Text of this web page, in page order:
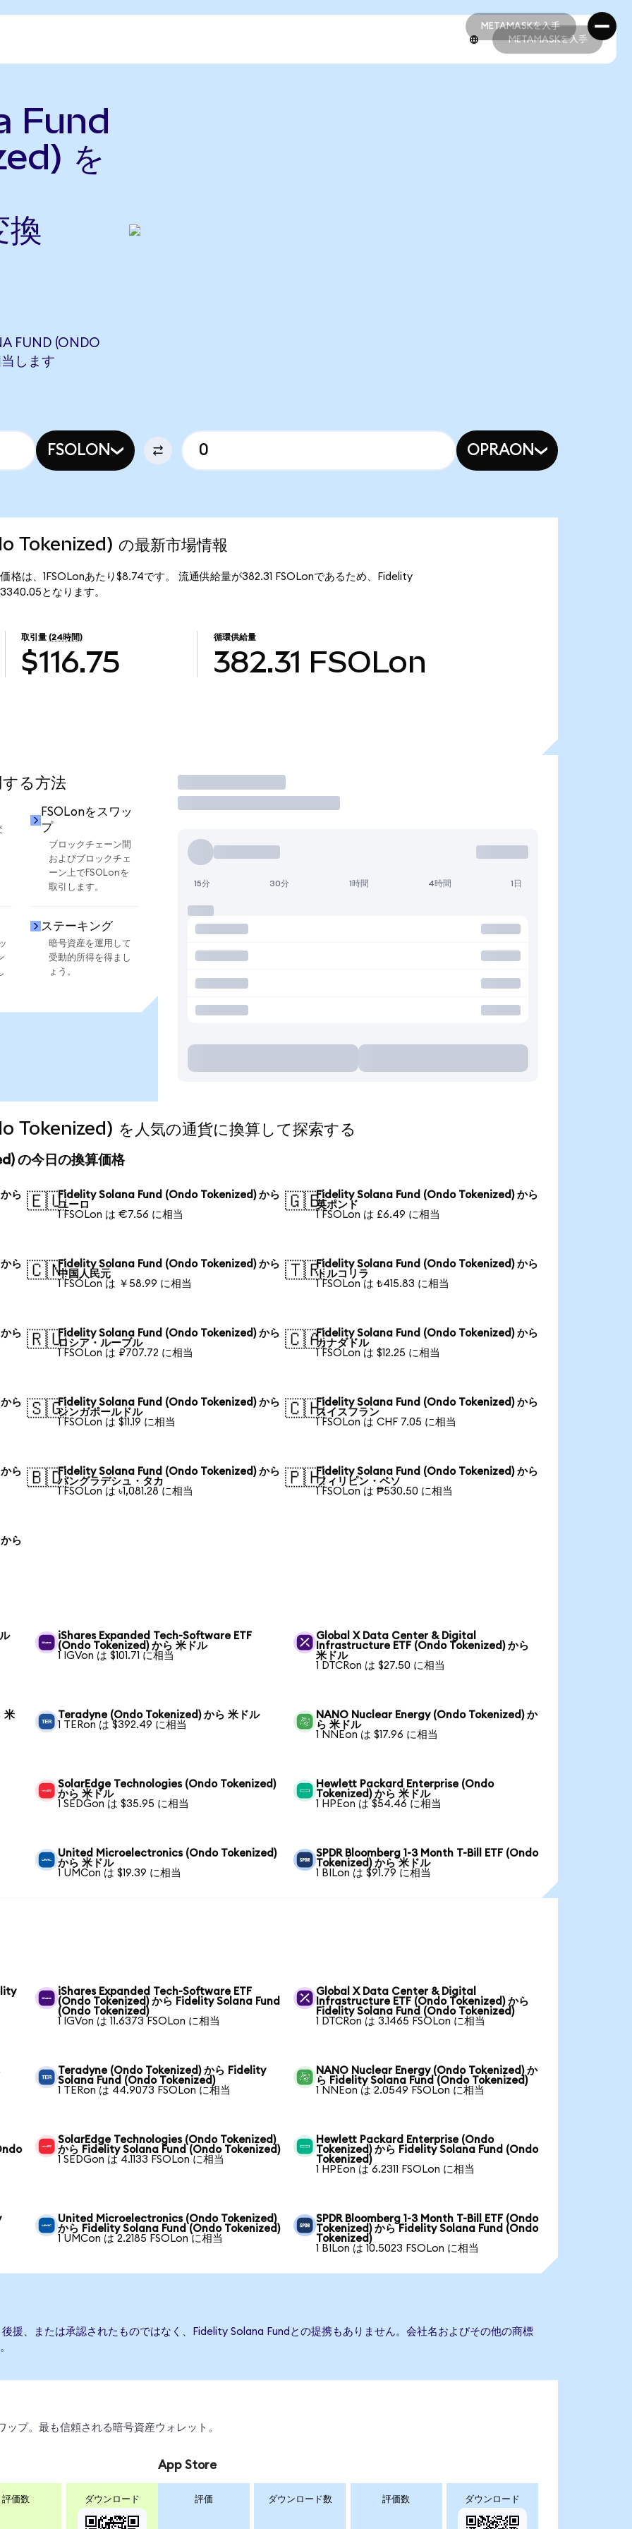
METAMASKを入手
METAMASKを入手
METAMASKを入手
Fund
を
FUND (ONDO
します
FSOLON OPRAON
の最新市場情報
は、1FSOLonあたり$8.74です。 流通供給量が382.31 FSOLonであるため、Fidelity
となります。
取引量 (24時間)
$116.75
循環供給量
382.31 FSOLon
る方法
FSOLonをスワッ
プ
ブロックチェーン間
およびブロックチェ
ーン上でFSOLonを
取引します。
ステーキング
暗号資産を運用して
受動的所得を得まし
ょう。
取引
15分 30分 1時間 4時間 1日
を人気の通貨に換算して探索する
の今日の換算価格
ら 🇪🇺Fidelity Solana Fund (Ondo Tokenized) から
ユーロ
1 FSOLon は €7.56 に相当
🇬🇧Fidelity Solana Fund (Ondo Tokenized) から
英ポンド
1 FSOLon は £6.49 に相当
ら 🇨🇳Fidelity Solana Fund (Ondo Tokenized) から
中国人民元
1 FSOLon は ￥58.99 に相当
🇹🇷Fidelity Solana Fund (Ondo Tokenized) から
トルコリラ
1 FSOLon は ₺415.83 に相当
ら 🇷🇺Fidelity Solana Fund (Ondo Tokenized) から
ロシア・ルーブル
1 FSOLon は ₽707.72 に相当
🇨🇦Fidelity Solana Fund (Ondo Tokenized) から
カナダドル
1 FSOLon は $12.25 に相当
ら 🇸🇬Fidelity Solana Fund (Ondo Tokenized) から
シンガポールドル
1 FSOLon は $11.19 に相当
🇨🇭Fidelity Solana Fund (Ondo Tokenized) から
スイスフラン
1 FSOLon は CHF 7.05 に相当
ら 🇧🇩Fidelity Solana Fund (Ondo Tokenized) から
バングラデシュ・タカ
1 FSOLon は ৳1,081.28 に相当
🇵🇭Fidelity Solana Fund (Ondo Tokenized) から
フィリピン・ペソ
1 FSOLon は ₱530.50 に相当
ら
iShares Expanded Tech-Software ETF
(Ondo Tokenized) から 米ドル
1 IGVon は $101.71 に相当
Global X Data Center & Digital
Infrastructure ETF (Ondo Tokenized) から
米ドル
1 DTCRon は $27.50 に相当
米
Teradyne (Ondo Tokenized) から 米ドル
1 TERon は $392.49 に相当
NANO Nuclear Energy (Ondo Tokenized) か
ら 米ドル
1 NNEon は $17.96 に相当
SolarEdge Technologies (Ondo Tokenized)
から 米ドル
1 SEDGon は $35.95 に相当
Hewlett Packard Enterprise (Ondo
Tokenized) から 米ドル
1 HPEon は $54.46 に相当
United Microelectronics (Ondo Tokenized)
から 米ドル
1 UMCon は $19.39 に相当
SPDR Bloomberg 1-3 Month T-Bill ETF (Ondo
Tokenized) から 米ドル
1 BILon は $91.79 に相当
iShares Expanded Tech-Software ETF
(Ondo Tokenized) から Fidelity Solana Fund
(Ondo Tokenized)
1 IGVon は 11.6373 FSOLon に相当
Global X Data Center & Digital
Infrastructure ETF (Ondo Tokenized) から
Fidelity Solana Fund (Ondo Tokenized)
1 DTCRon は 3.1465 FSOLon に相当
Teradyne (Ondo Tokenized) から Fidelity
Solana Fund (Ondo Tokenized)
1 TERon は 44.9073 FSOLon に相当
NANO Nuclear Energy (Ondo Tokenized) か
ら Fidelity Solana Fund (Ondo Tokenized)
1 NNEon は 2.0549 FSOLon に相当
SolarEdge Technologies (Ondo Tokenized)
から Fidelity Solana Fund (Ondo Tokenized)
1 SEDGon は 4.1133 FSOLon に相当
Hewlett Packard Enterprise (Ondo
Tokenized) から Fidelity Solana Fund (Ondo
Tokenized)
1 HPEon は 6.2311 FSOLon に相当
United Microelectronics (Ondo Tokenized)
から Fidelity Solana Fund (Ondo Tokenized)
1 UMCon は 2.2185 FSOLon に相当
SPDR Bloomberg 1-3 Month T-Bill ETF (Ondo
Tokenized) から Fidelity Solana Fund (Ondo
Tokenized)
1 BILon は 10.5023 FSOLon に相当
援、または承認されたものではなく、Fidelity Solana Fundとの提携もありません。会社名およびその他の商標
プ。最も信頼される暗号資産ウォレット。
評価数 ダウンロード
App Store
評価 ダウンロード数 評価数 ダウンロード